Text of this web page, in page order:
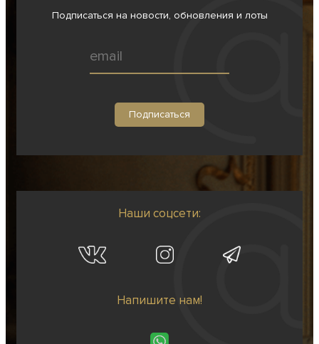
Подписаться на новости, обновления и лоты
Наши соцсети:
Напишите нам!